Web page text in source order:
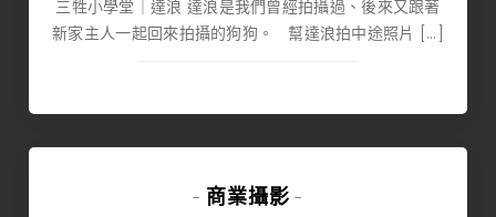
三牲小學堂｜達浪 達浪是我們曾經拍攝過、後來又跟著
新家主人一起回來拍攝的狗狗。 幫達浪拍中途照片 […]
- 商業攝影 -